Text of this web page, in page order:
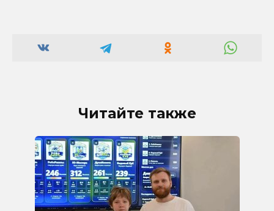
Читайте также